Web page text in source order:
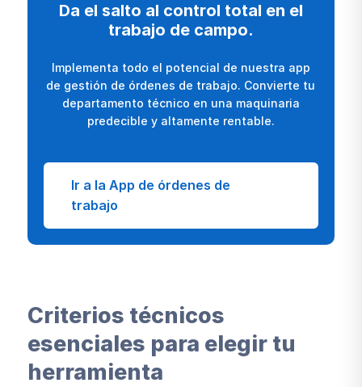
Da el salto al control total en el
trabajo de campo.
Implementa todo el potencial de nuestra app
de gestión de órdenes de trabajo. Convierte tu
departamento técnico en una maquinaria
predecible y altamente rentable.
Ir a la App de órdenes de
trabajo
Criterios técnicos
esenciales para elegir tu
herramienta